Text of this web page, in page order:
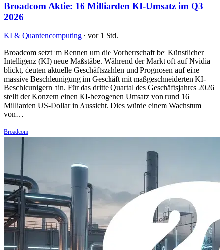
Broadcom Aktie: 16 Milliarden KI-Umsatz im Q3
2026
KI & Quantencomputing · vor 1 Std.
Broadcom setzt im Rennen um die Vorherrschaft bei Künstlicher
Intelligenz (KI) neue Maßstäbe. Während der Markt oft auf Nvidia
blickt, deuten aktuelle Geschäftszahlen und Prognosen auf eine
massive Beschleunigung im Geschäft mit maßgeschneiderten KI-
Beschleunigern hin. Für das dritte Quartal des Geschäftsjahres 2026
stellt der Konzern einen KI-bezogenen Umsatz von rund 16
Milliarden US-Dollar in Aussicht. Dies würde einem Wachstum
von…
Broadcom